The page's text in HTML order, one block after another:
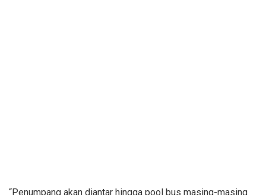
“Penumpang akan diantar hingga pool bus masing-masing